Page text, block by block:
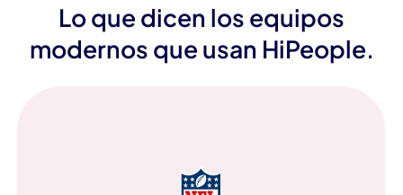
Lo que dicen los equipos
modernos que usan HiPeople.